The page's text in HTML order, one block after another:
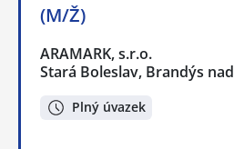
(M/Ž)
ARAMARK, s.r.o.
Stará Boleslav, Brandýs
Plný úvazek